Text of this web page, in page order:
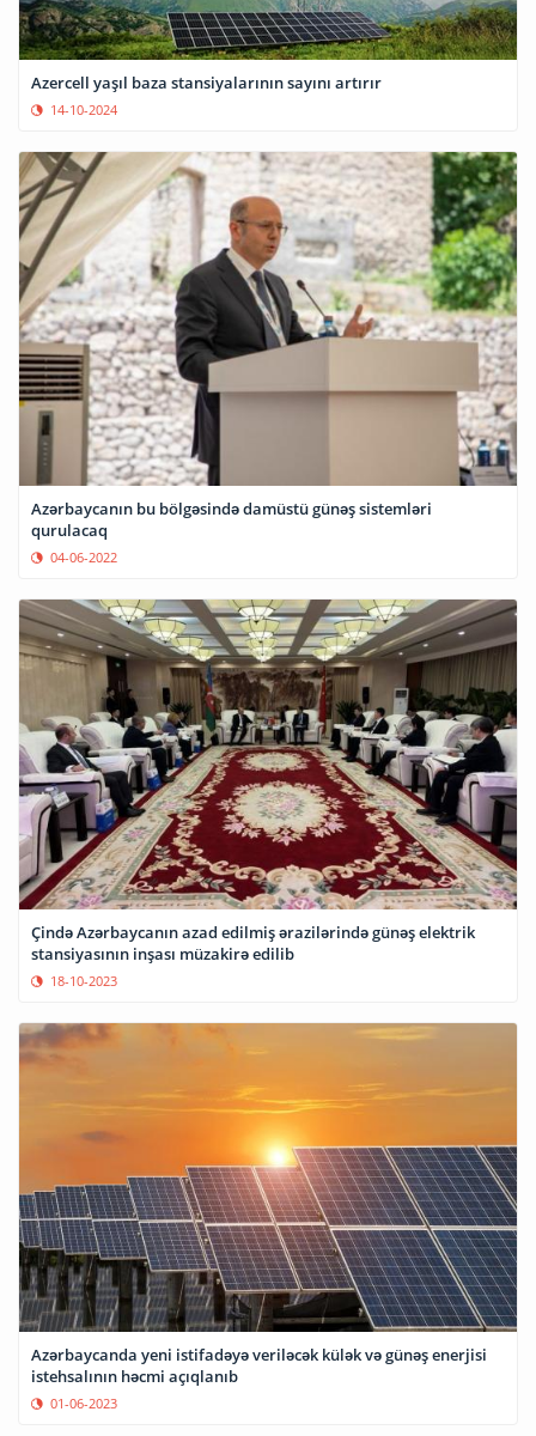
Azercell yaşıl baza stansiyalarının sayını artırır
14-10-2024
Azərbaycanın bu bölgəsində damüstü günəş sistemləri
qurulacaq
04-06-2022
Çində Azərbaycanın azad edilmiş ərazilərində günəş elektrik
stansiyasının inşası müzakirə edilib
18-10-2023
Azərbaycanda yeni istifadəyə veriləcək külək və günəş enerjisi
istehsalının həcmi açıqlanıb
01-06-2023